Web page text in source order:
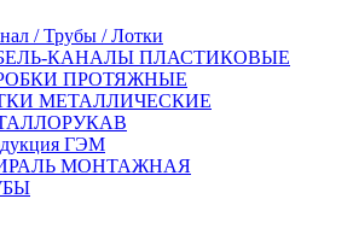
/ Трубы / Лотки
КАНАЛЫ ПЛАСТИКОВЫЕ
ПРОТЯЖНЫЕ
МЕТАЛЛИЧЕСКИЕ
ГЭМ
МОНТАЖНАЯ